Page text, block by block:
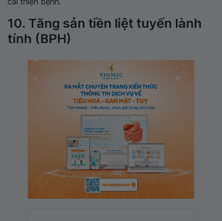
10. Tăng sản tiền liệt tuyến lành
tính (BPH)